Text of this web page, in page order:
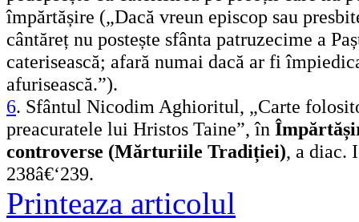
împărtășire („Dacă vreun episcop sau
cântăreț nu postește sfânta patruzecime a
caterisească; afară numai dacă ar fi
afurisească.”).
6. Sfântul Nicodim Aghioritul, „Carte
preacuratele lui Hristos Taine”, în
controverse (Mărturiile Tradiției), a diac.
238â€‘239.
Printeaza articolul